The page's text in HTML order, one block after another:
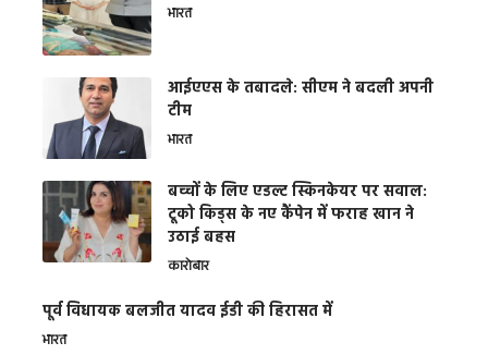
भारत
आईएएस के तबादले: सीएम ने बदली अपनी
टीम
भारत
बच्चों के लिए एडल्ट स्किनकेयर पर सवाल:
टूको किड्स के नए कैंपेन में फराह खान ने
उठाई बहस
कारोबार
पूर्व विधायक बलजीत यादव ईडी की हिरासत में
भारत